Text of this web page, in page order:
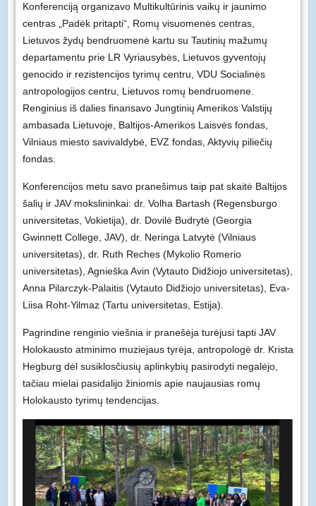
Konferenciją organizavo Multikultūrinis vaikų ir jaunimo
centras „Padėk pritapti“, Romų visuomenės centras,
Lietuvos žydų bendruomenė kartu su Tautinių mažumų
departamentu prie LR Vyriausybės, Lietuvos gyventojų
genocido ir rezistencijos tyrimų centru, VDU Socialinės
antropologijos centru, Lietuvos romų bendruomene.
Renginius iš dalies finansavo Jungtinių Amerikos Valstijų
ambasada Lietuvoje, Baltijos-Amerikos Laisvės fondas,
Vilniaus miesto savivaldybė, EVZ fondas, Aktyvių piliečių
fondas.
Konferencijos metu savo pranešimus taip pat skaitė Baltijos
šalių ir JAV mokslininkai: dr. Volha Bartash (Regensburgo
universitetas, Vokietija), dr. Dovilė Budrytė (Georgia
Gwinnett College, JAV), dr. Neringa Latvytė (Vilniaus
universitetas), dr. Ruth Reches (Mykolio Romerio
universitetas), Agnieška Avin (Vytauto Didžiojo universitetas),
Anna Pilarczyk-Palaitis (Vytauto Didžiojo universitetas), Eva-
Liisa Roht-Yilmaz (Tartu universitetas, Estija).
Pagrindine renginio viešnia ir pranešėja turėjusi tapti JAV
Holokausto atminimo muziejaus tyrėja, antropologė dr. Krista
Hegburg dėl susiklosčiusių aplinkybių pasirodyti negalėjo,
tačiau mielai pasidalijo žiniomis apie naujausias romų
Holokausto tyrimų tendencijas.